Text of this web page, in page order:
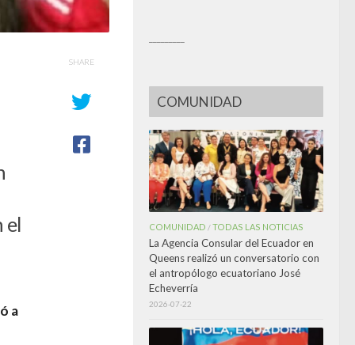
el
a
SHARE
COMUNIDAD
COMUNIDAD /TODAS LAS NOTICIAS
La Agencia Consular del Ecuador en
Queens realizó un conversatorio con
el antropólogo ecuatoriano José
Echeverría
2026-07-22